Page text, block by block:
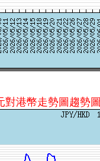
對港幣走勢圖趨勢圖